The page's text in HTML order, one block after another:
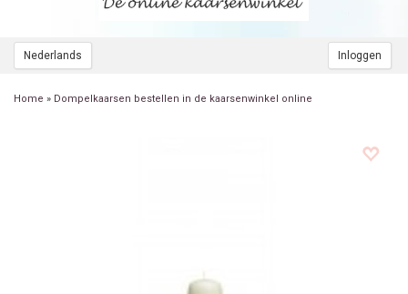
Nederlands Inloggen
Home » Dompelkaarsen bestellen in de kaarsenwinkel online